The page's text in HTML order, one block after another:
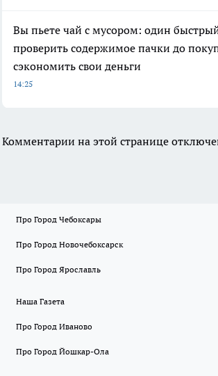
Вы пьете чай с мусором: один
проверить содержимое пачки до
сэкономить свои деньги
14:25
Комментарии на этой странице
Про Город Чебоксары
Про Город Новочебоксарск
Про Город Ярославль
Наша Газета
Про Город Иваново
Про Город Йошкар-Ола